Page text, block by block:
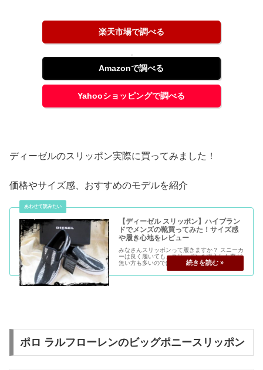
楽天市場で調べる
Amazonで調べる
Yahooショッピングで調べる
ディーゼルのスリッポン実際に買ってみました！
価格やサイズ感、おすすめのモデルを紹介
【ディーゼル スリッポン】ハイブラン
ドでメンズの靴買ってみた！サイズ感
や履き心地をレビュー
みなさんスリッポンって履きますか？ スニーカ
ーは良く履いても、スリッポンを購入した事が
無い方も多いのでは？ 一度履くと結構便利で履
きやすい！大人ファッションにも取り入れやす
く重宝します。 せっかく買うなら履き心地はも
ポロ ラルフローレンのビッグポニースリッポン